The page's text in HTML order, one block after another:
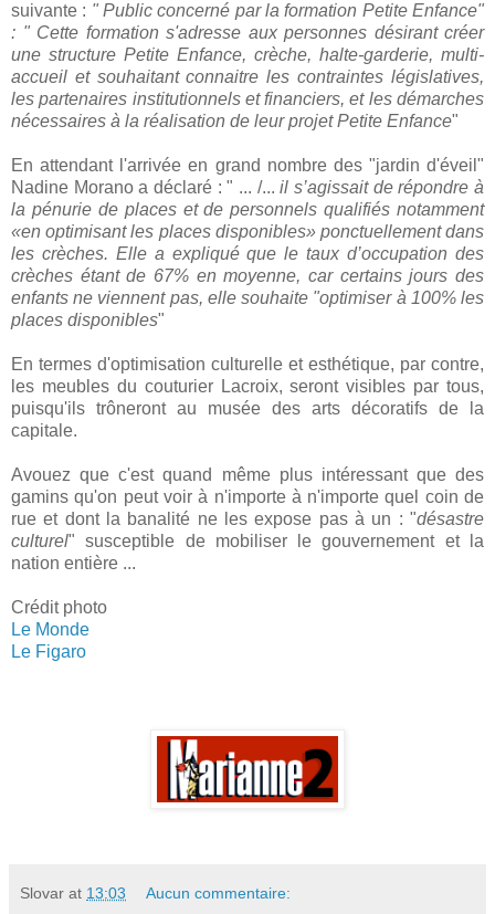
suivante : " Public concerné par la formation Petite Enfance"
: " Cette formation s'adresse aux personnes désirant créer
une structure Petite Enfance, crèche, halte-garderie, multi-
accueil et souhaitant connaitre les contraintes législatives,
les partenaires institutionnels et financiers, et les démarches
nécessaires à la réalisation de leur projet Petite Enfance"
En attendant l'arrivée en grand nombre des "jardin d'éveil"
Nadine Morano a déclaré : " ... /...il s’agissait de répondre à
la pénurie de places et de personnels qualifiés notamment
«en optimisant les places disponibles» ponctuellement dans
les crèches. Elle a expliqué que le taux d’occupation des
crèches étant de 67% en moyenne, car certains jours des
enfants ne viennent pas, elle souhaite "optimiser à 100% les
places disponibles"
En termes d'optimisation culturelle et esthétique, par contre,
les meubles du couturier Lacroix, seront visibles par tous,
puisqu'ils trôneront au musée des arts décoratifs de la
capitale.
Avouez que c'est quand même plus intéressant que des
gamins qu'on peut voir à n'importe à n'importe quel coin de
rue et dont la banalité ne les expose pas à un : "désastre
culturel" susceptible de mobiliser le gouvernement et la
nation entière ...
Crédit photo
Le Monde
Le Figaro
Slovar at 13:03 Aucun commentaire: